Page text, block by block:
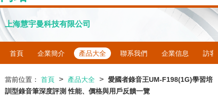
上海慧宇曼科技有限公司
首頁 企業簡介 產品大全 聯系我們 企業信息 訪客
當前位置： 首頁 > 產品大全 > 愛國者錄音王UM-F198(1G)學習培
訓型錄音筆深度評測 性能、價格與用戶反饋一覽